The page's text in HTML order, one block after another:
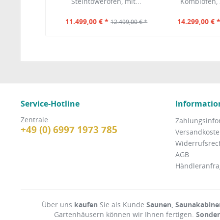
11.499,00 € * 12.499,00 € * 14.299,00 € *
Service-Hotline
Zentrale
+49 (0) 6997 1973 785
AGB
Über uns kaufen Sie als Kunde Saunen,
Gartenhäusern können wir Ihnen fertigen.